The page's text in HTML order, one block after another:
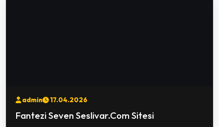
admin 17.04.2026
Fantezi Seven Seslivar.Com Sitesi